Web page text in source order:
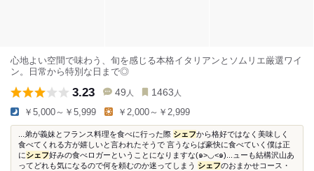
心地よい空間で味わう、旬を感じる本格イタリアンとソムリエ厳選ワイ
ン。日常から特別な日まで◎
3.23 49 人 1463 人
￥5,000～￥5,999 ￥2,000～￥2,999
...弟が義妹とフランス料理を食べに行った際 シェフから格好ではなく美味しく
食べてくれる方が嬉しいと言われたそうで 言うならば豪快に食べていく僕は正
にシェフ好みの食べロガーということになりますな(๑>◡<๑)...ューも結構沢山あ
ってどれも気になるので何を頼むのか迷ってしまう シェフのおまかせコース・